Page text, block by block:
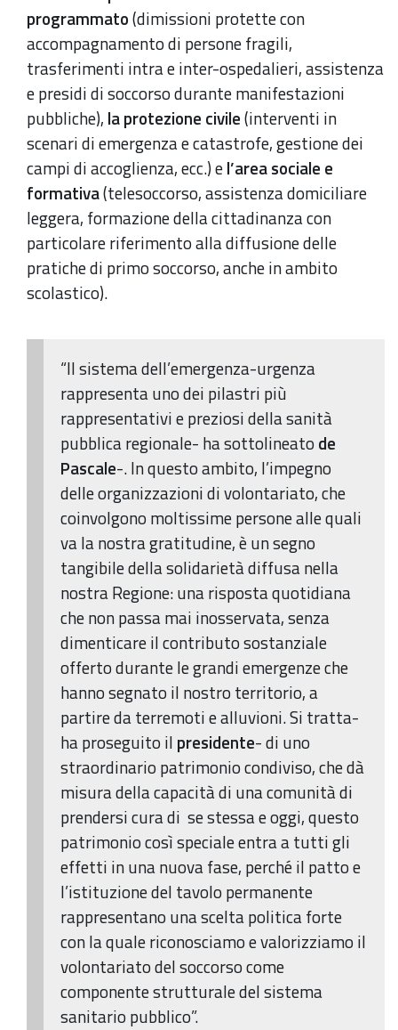
programmato(dimissioni protette con
accompagnamento di persone fragili,
trasferimenti intra e inter-ospedalieri, assistenza
e presidi di soccorso durante manifestazioni
pubbliche), la protezione civile(interventi in
scenari di emergenza e catastrofe, gestione dei
campi di accoglienza, ecc.) el’area sociale e
formativa(telesoccorso, assistenza domiciliare
leggera, formazione della cittadinanza con
particolare riferimento alla diffusione delle
pratiche di primo soccorso, anche in ambito
scolastico).
“Il sistema dell’emergenza-urgenza
rappresenta uno dei pilastri più
rappresentativi e preziosi della sanità
pubblica regionale- ha sottolineatode
Pascale-. In questo ambito, l’impegno
delle organizzazioni di volontariato, che
coinvolgono moltissime persone alle quali
va la nostra gratitudine, è un segno
tangibile della solidarietà diffusa nella
nostra Regione: una risposta quotidiana
che non passa mai inosservata, senza
dimenticare il contributo sostanziale
offerto durante le grandi emergenze che
hanno segnato il nostro territorio, a
partire da terremoti e alluvioni. Si tratta-
ha proseguito il presidente- di uno
straordinario patrimonio condiviso, che dà
misura della capacità di una comunità di
prendersi cura di se stessa e oggi, questo
patrimonio così speciale entra a tutti gli
effetti in una nuova fase, perché il patto e
l’istituzione del tavolo permanente
rappresentano una scelta politica forte
con la quale riconosciamo e valorizziamo il
volontariato del soccorso come
componente strutturale del sistema
sanitario pubblico”.